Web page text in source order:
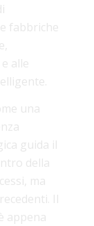
fabbriche
alle
una
guida il
della
ma
Il
appena